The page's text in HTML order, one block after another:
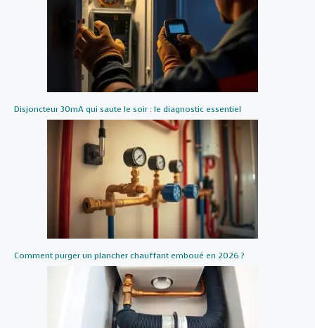
Disjoncteur 30mA qui saute le soir : le diagnostic essentiel
Comment purger un plancher chauffant emboué en 2026 ?